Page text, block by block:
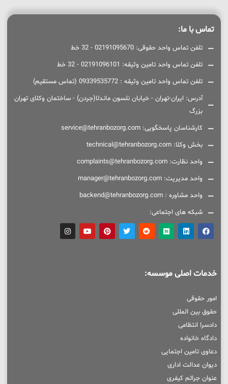
تماس با ما:
تلفن تماس واحد حقوقی: 02191095670 - 32 خط
تلفن تماس واحد تامین وثیقه: 02191096101 - 32 خط
تلفن تماس واحد تامین وثیقه : 09339535772 (تماس مستقیم)
آدرس: ایران-تهران - خیابان نلسون ماندلا(جردن) - ساختمان وکلای تهران
بزرگ
کارشناسان پاسخگویی: service@tehranbozorg.com
بخش وکلا: technical@tehranbozorg.com
واحد نظارت: complaints@tehranbozorg.com
واحد مدیریت: manager@tehranbozorg.com
واحد مشاوره : backend@tehranbozorg.com
شبکه های اجتماعی:
خدمات اصلی موسسه:
امور حقوقی
حقوق بین المللی
دادسرا انتظامی
دادگاه خانواده
دعاوی تامین اجتمایی
دیوان عدالت اداری
عنوان جرائم کیفری